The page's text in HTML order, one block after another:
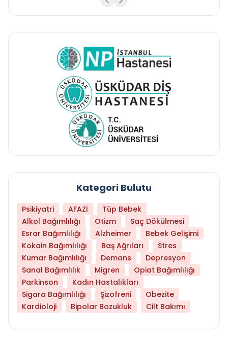
Kategori Bulutu
Psikiyatri AFAZİ
Tüp Bebek
Alkol Bağımlılığı
Otizm
Saç Dökülmesi
Esrar Bağımlılığı
Alzheimer
Bebek Gelişimi
Kokain Bağımlılığı
Baş Ağrıları
Stres
Kumar Bağımlılığı
Demans
Depresyon
Sanal Bağımlılık
Migren
Opiat Bağımlılığı
Parkinson
Kadın Hastalıkları
Sigara Bağımlılığı
Şizofreni
Obezite
Kardioloji
Bipolar Bozukluk Cilt Bakımı